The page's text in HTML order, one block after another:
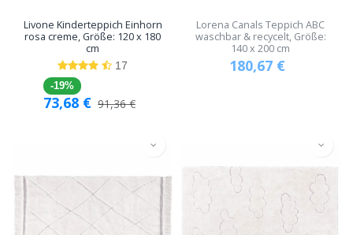
Livone Kinderteppich Einhorn
rosa creme, Größe: 120 x 180
cm
17
-19%
73,68 € 91,36€
Lorena Canals Teppich ABC
waschbar & recycelt, Größe:
140 x 200 cm
180,67 €